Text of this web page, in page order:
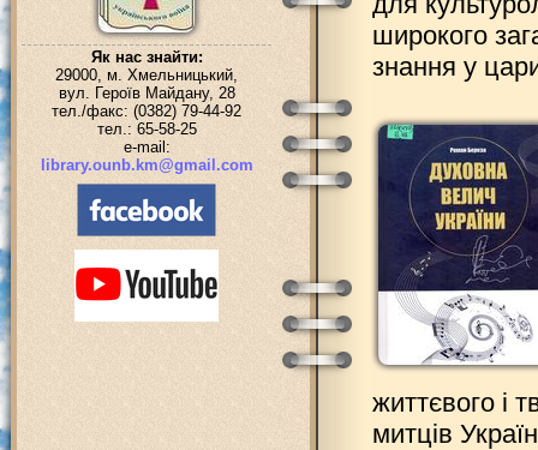
Як нас знайти:
29000, м. Хмельницький,
вул. Героїв Майдану, 28
тел./факс: (0382) 79-44-92
тел.: 65-58-25
e-mail:
library.ounb.km@gmail.com
широкого
знання у
життєвого і
митців